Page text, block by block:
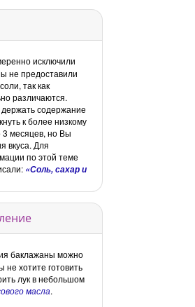
исключили
не предоставили
так как
различаются.
содержание
к более низкому
3 месяцев, но Вы
вкуса. Для
по этой теме
«Соль, сахар и
баклажаны можно
хотите готовить
лук в небольшом
масла.